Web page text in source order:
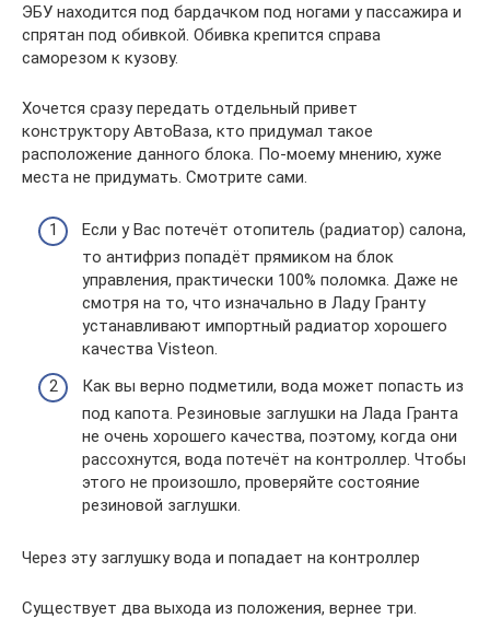
ЭБУ находится под бардачком под ногами у пассажира и
спрятан под обивкой. Обивка крепится справа
саморезом к кузову.
Хочется сразу передать отдельный привет
конструктору АвтоВаза, кто придумал такое
расположение данного блока. По-моему мнению, хуже
места не придумать. Смотрите сами.
Если у Вас потечёт отопитель (радиатор) салона,
то антифриз попадёт прямиком на блок
управления, практически 100% поломка. Даже не
смотря на то, что изначально в Ладу Гранту
устанавливают импортный радиатор хорошего
качества Visteon.
Как вы верно подметили, вода может попасть из
под капота. Резиновые заглушки на Лада Гранта
не очень хорошего качества, поэтому, когда они
рассохнутся, вода потечёт на контроллер. Чтобы
этого не произошло, проверяйте состояние
резиновой заглушки.
Через эту заглушку вода и попадает на контроллер
Существует два выхода из положения, вернее три.